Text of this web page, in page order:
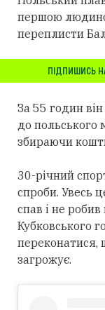
першою
переплисти
ПІДПИШИСЬ
За 55 годин
до польського
збираючи
30-річний
спроби. Увесь
спав і не
Кубковського
переконатися,
загрожує.